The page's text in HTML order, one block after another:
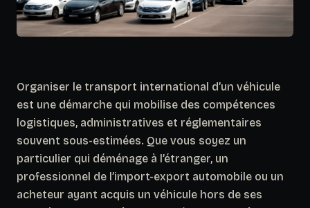
Organiser le transport international d’un véhicule
est une démarche qui mobilise des compétences
logistiques, administratives et réglementaires
souvent sous-estimées. Que vous soyez un
particulier qui déménage à l’étranger, un
professionnel de l’import-export automobile ou un
acheteur ayant acquis un véhicule hors de ses